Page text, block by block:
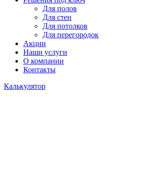
Для полов
Для стен
Для потолков
Для перегородок
Акции
Наши услуги
О компании
Контакты
Калькулятор